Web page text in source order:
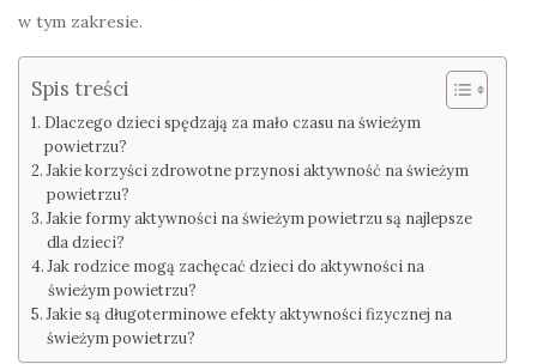
w tym zakresie.
Spis treści
Dlaczego dzieci spędzają za mało czasu na świeżym
powietrzu?
Jakie korzyści zdrowotne przynosi aktywność na świeżym
powietrzu?
Jakie formy aktywności na świeżym powietrzu są najlepsze
dla dzieci?
Jak rodzice mogą zachęcać dzieci do aktywności na
świeżym powietrzu?
Jakie są długoterminowe efekty aktywności fizycznej na
świeżym powietrzu?